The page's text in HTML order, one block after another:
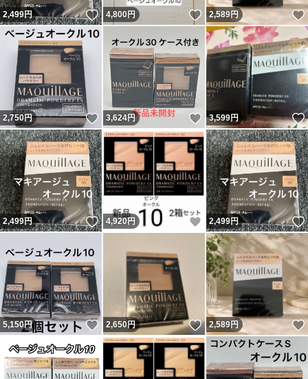
2,499円 いいね！
4,800円 いいね！
2,589円
2,750円 いいね！
3,624円 いいね！
3,599円
2,499円 いいね！
4,920 円 いいね！
2,499円
5,150円 いいね！
2,650円 いいね！
2,589円